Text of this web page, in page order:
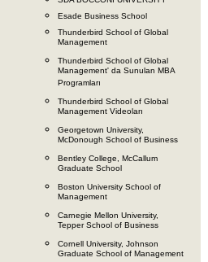
Esade Business School
Thunderbird School of Global
Management
Thunderbird School of Global
Management' da Sunulan MBA
Programları
Thunderbird School of Global
Management Videoları
Georgetown University,
McDonough School of Business
Bentley College, McCallum
Graduate School
Boston University School of
Management
Carnegie Mellon University,
Tepper School of Business
Cornell University, Johnson
Graduate School of Management